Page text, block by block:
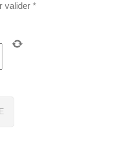
valider *